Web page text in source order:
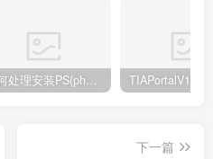
如何处理安装PS(photoshop cc2018) 时，提示系统或者IE浏览器需要升级
下一篇